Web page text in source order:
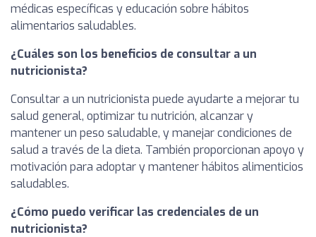
médicas específicas y educación sobre hábitos
alimentarios saludables.
¿Cuáles son los beneficios de consultar a un
nutricionista?
Consultar a un nutricionista puede ayudarte a mejorar tu
salud general, optimizar tu nutrición, alcanzar y
mantener un peso saludable, y manejar condiciones de
salud a través de la dieta. También proporcionan apoyo y
motivación para adoptar y mantener hábitos alimenticios
saludables.
¿Cómo puedo verificar las credenciales de un
nutricionista?